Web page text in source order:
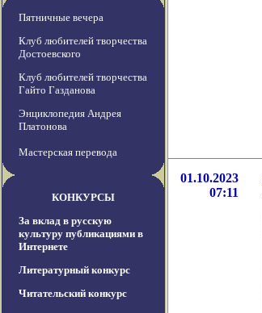
Пятничные вечера
Клуб любителей творчества
Достоевского
Клуб любителей творчества
Гайто Газданова
Энциклопедия Андрея
Платонова
Мастерская перевода
КОНКУРСЫ
За вклад в русскую
культуру публикациями в
Интернете
Литературный конкурс
Читательский конкурс
01.10.2023
07:11